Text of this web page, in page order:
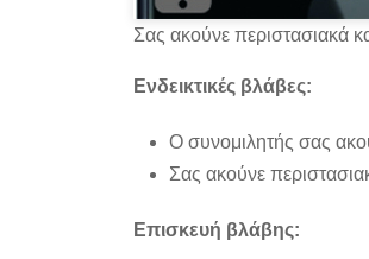
Σας ακούνε περιστασιακά
Ενδεικτικές βλάβες:
Ο συνομιλητής σας
Σας ακούνε
Επισκευή βλάβης: